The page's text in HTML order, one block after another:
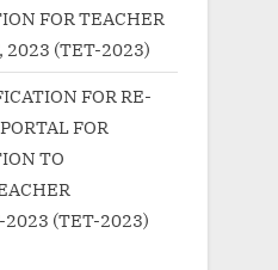
FOR TEACHER
2023 (TET-2023)
FOR RE-
FOR
TO
(TET-2023)